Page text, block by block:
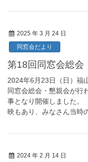
2025 年 3 月 24 日
同窓会だより
第18回同窓会総会
2024年6月23日（日）福
同窓会総会・懇親会が行
事となり開催しました。
映もあり、みなさん当時
2024 年 2 月 14 日